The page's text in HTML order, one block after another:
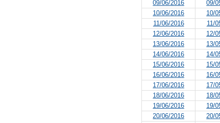
09/06/2016
09/
10/06/2016
10/
11/06/2016
11/
12/06/2016
12/
13/06/2016
13/
14/06/2016
14/
15/06/2016
15/
16/06/2016
16/
17/06/2016
17/
18/06/2016
18/
19/06/2016
19/
20/06/2016
20/